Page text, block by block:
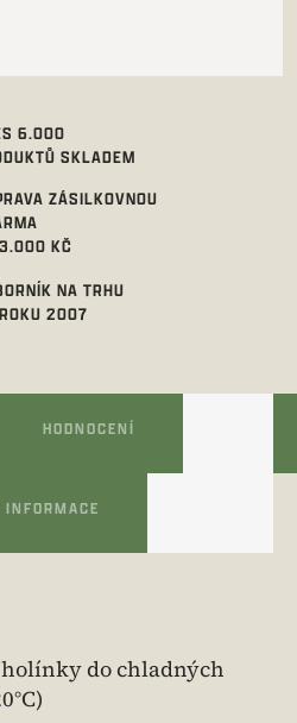
6.000
SKLADEM
ZÁSILKOVNOU
KČ
NA TRHU
2007
HODNOCENÍ
do chladných